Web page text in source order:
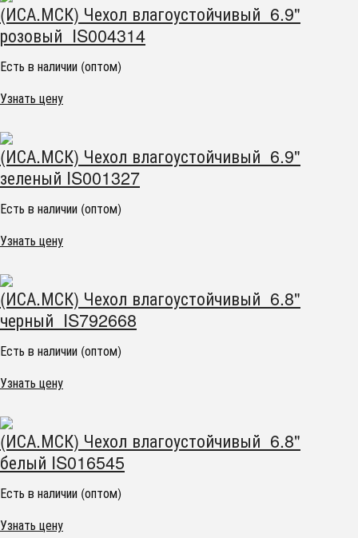
(ИСА.МСК) Чехол влагоустойчивый 6.9"
розовый IS004314
Есть в наличии (оптом)
Узнать цену
(ИСА.МСК) Чехол влагоустойчивый 6.9"
зеленый IS001327
Есть в наличии (оптом)
Узнать цену
(ИСА.МСК) Чехол влагоустойчивый 6.8"
черный IS792668
Есть в наличии (оптом)
Узнать цену
(ИСА.МСК) Чехол влагоустойчивый 6.8"
белый IS016545
Есть в наличии (оптом)
Узнать цену